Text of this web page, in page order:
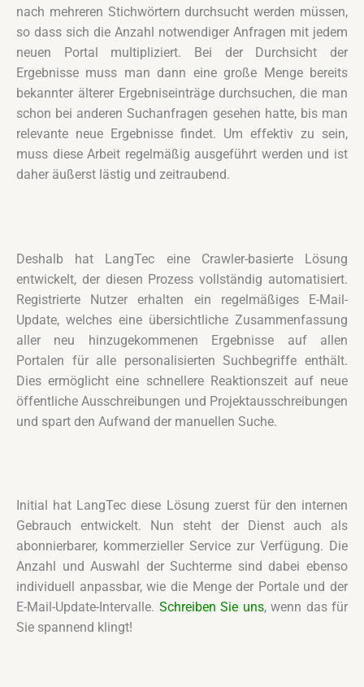
nach mehreren Stichwörtern durchsucht werden müssen,
so dass sich die Anzahl notwendiger Anfragen mit jedem
neuen Portal multipliziert. Bei der Durchsicht der
Ergebnisse muss man dann eine große Menge bereits
bekannter älterer Ergebniseinträge durchsuchen, die man
schon bei anderen Suchanfragen gesehen hatte, bis man
relevante neue Ergebnisse findet. Um effektiv zu sein,
muss diese Arbeit regelmäßig ausgeführt werden und ist
daher äußerst lästig und zeitraubend.
Deshalb hat LangTec eine Crawler-basierte Lösung
entwickelt, der diesen Prozess vollständig automatisiert.
Registrierte Nutzer erhalten ein regelmäßiges E-Mail-
Update, welches eine übersichtliche Zusammenfassung
aller neu hinzugekommenen Ergebnisse auf allen
Portalen für alle personalisierten Suchbegriffe enthält.
Dies ermöglicht eine schnellere Reaktionszeit auf neue
öffentliche Ausschreibungen und Projektausschreibungen
und spart den Aufwand der manuellen Suche.
Initial hat LangTec diese Lösung zuerst für den internen
Gebrauch entwickelt. Nun steht der Dienst auch als
abonnierbarer, kommerzieller Service zur Verfügung. Die
Anzahl und Auswahl der Suchterme sind dabei ebenso
individuell anpassbar, wie die Menge der Portale und der
E-Mail-Update-Intervalle. Schreiben Sie uns, wenn das für
Sie spannend klingt!